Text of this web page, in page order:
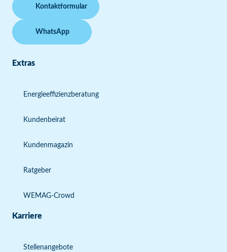
Kontaktformular
WhatsApp
Extras
Energieeffizienzberatung
Kundenbeirat
Kundenmagazin
Ratgeber
WEMAG-Crowd
Karriere
Stellenangebote